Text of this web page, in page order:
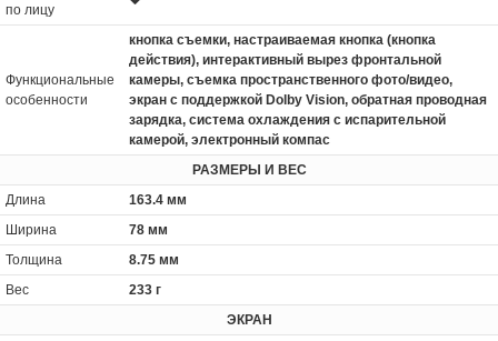
по лицу
Функциональные
особенности
кнопка съемки, настраиваемая кнопка (кнопка
действия), интерактивный вырез фронтальной
камеры, съемка пространственного фото/видео,
экран с поддержкой Dolby Vision, обратная проводная
зарядка, система охлаждения с испарительной
камерой, электронный компас
РАЗМЕРЫ И ВЕС
Длина
163.4 мм
Ширина
78 мм
Толщина
8.75 мм
Вес
233 г
ЭКРАН